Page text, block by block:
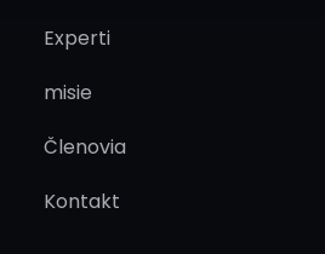
Experti
misie
Členovia
Kontakt